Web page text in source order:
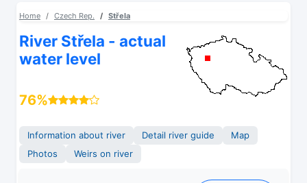
Home Czech Rep. Střela
River Střela - actual
water level
76%
Information about river Detail river guide
Map
Photos
Weirs on river